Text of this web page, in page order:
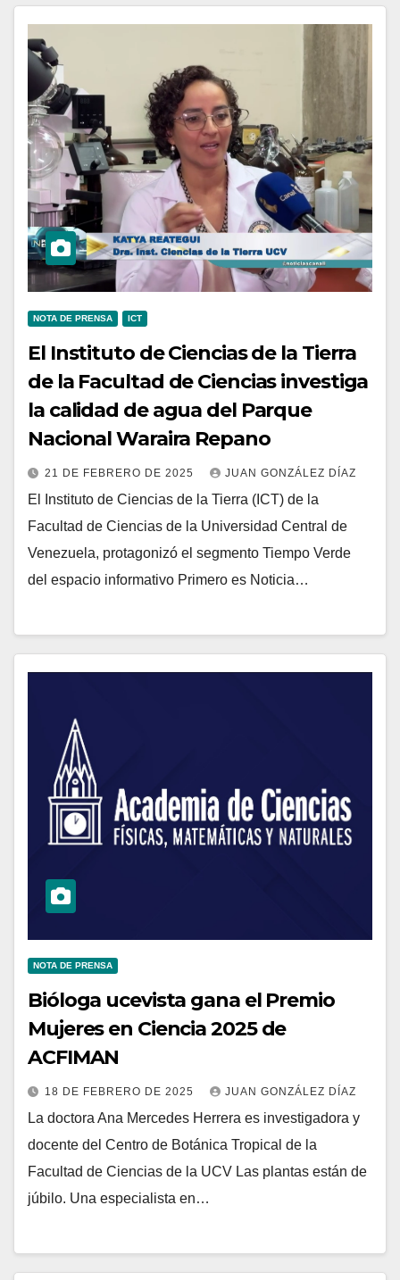
NOTA DE PRENSA ICT
El Instituto de Ciencias de la Tierra
de la Facultad de Ciencias investiga
la calidad de agua del Parque
Nacional Waraira Repano
21 DE FEBRERO DE 2025 JUAN GONZÁLEZ DÍAZ
El Instituto de Ciencias de la Tierra (ICT) de la
Facultad de Ciencias de la Universidad Central de
Venezuela, protagonizó el segmento Tiempo Verde
del espacio informativo Primero es Noticia…
NOTA DE PRENSA
Bióloga ucevista gana el Premio
Mujeres en Ciencia 2025 de
ACFIMAN
18 DE FEBRERO DE 2025 JUAN GONZÁLEZ DÍAZ
La doctora Ana Mercedes Herrera es investigadora y
docente del Centro de Botánica Tropical de la
Facultad de Ciencias de la UCV Las plantas están de
júbilo. Una especialista en…